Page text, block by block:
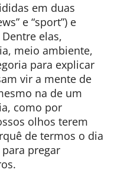
em duas
e “sport”) e
elas,
meio ambiente,
para explicar
vir a mente de
na de um
como por
olhos terem
de termos o dia
pregar